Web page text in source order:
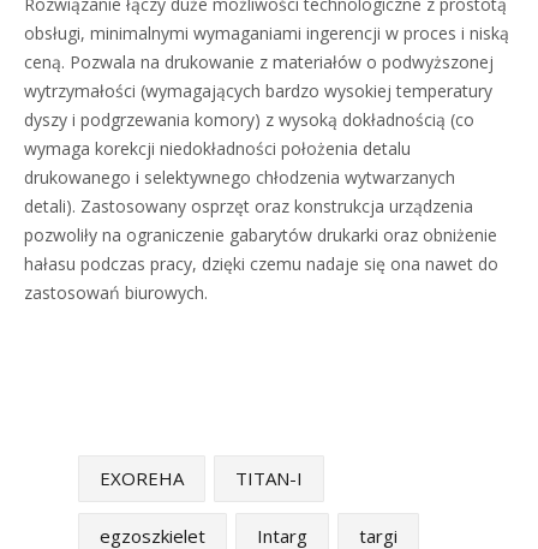
Rozwiązanie łączy duże możliwości technologiczne z prostotą
obsługi, minimalnymi wymaganiami ingerencji w proces i niską
ceną. Pozwala na drukowanie z materiałów o podwyższonej
wytrzymałości (wymagających bardzo wysokiej temperatury
dyszy i podgrzewania komory) z wysoką dokładnością (co
wymaga korekcji niedokładności położenia detalu
drukowanego i selektywnego chłodzenia wytwarzanych
detali). Zastosowany osprzęt oraz konstrukcja urządzenia
pozwoliły na ograniczenie gabarytów drukarki oraz obniżenie
hałasu podczas pracy, dzięki czemu nadaje się ona nawet do
zastosowań biurowych.
EXOREHA TITAN-I
egzoszkielet Intarg targi